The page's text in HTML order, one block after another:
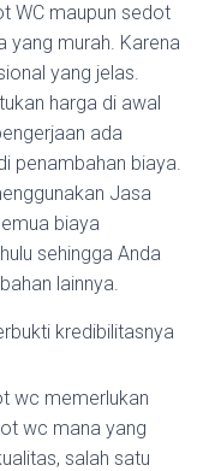
WC maupun sedot
yang murah. Karena
yang jelas.
harga di awal
ada
penambahan biaya.
Jasa
biaya
sehingga Anda
lainnya.
kredibilitasnya
wc memerlukan
wc mana yang
salah satu